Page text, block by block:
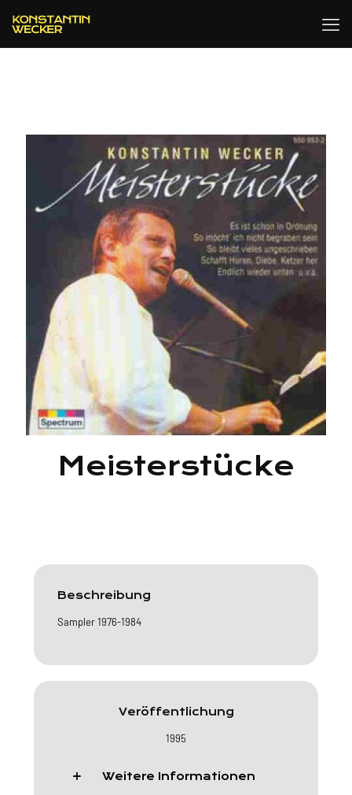
Meisterstücke
Beschreibung
Sampler 1976-1984
Veröffentlichung
1995
Weitere Informationen